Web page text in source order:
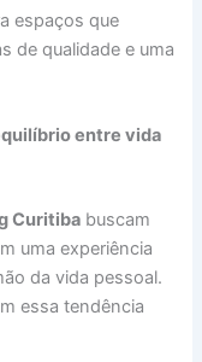
espaços que
de qualidade e uma
entre vida
Curitiba buscam
uma experiência
da vida pessoal.
essa tendência